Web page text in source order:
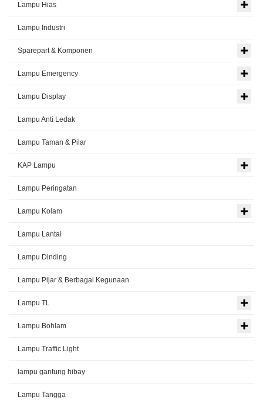
Lampu Hias
Lampu Industri
Sparepart & Komponen
Lampu Emergency
Lampu Display
Lampu Anti Ledak
Lampu Taman & Pilar
KAP Lampu
Lampu Peringatan
Lampu Kolam
Lampu Lantai
Lampu Dinding
Lampu Pijar & Berbagai Kegunaan
Lampu TL
Lampu Bohlam
Lampu Traffic Light
lampu gantung hibay
Lampu Tangga